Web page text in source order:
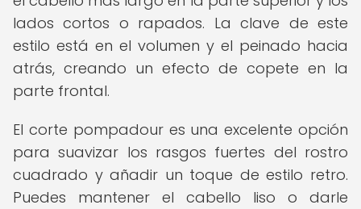
lados cortos o rapados. La clave de este
estilo está en el volumen y el peinado hacia
atrás, creando un efecto de copete en la
parte frontal.
El corte pompadour es una excelente opción
para suavizar los rasgos fuertes del rostro
cuadrado y añadir un toque de estilo retro.
Puedes mantener el cabello liso o darle